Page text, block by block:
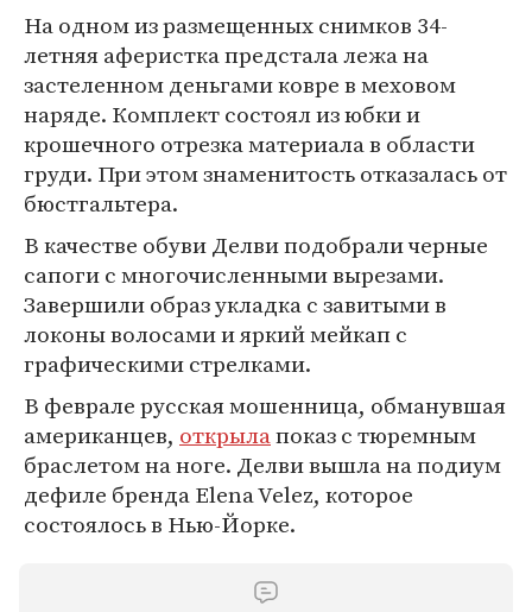
На одном из размещенных снимков 34-
летняя аферистка предстала лежа на
застеленном деньгами ковре в меховом
наряде. Комплект состоял из юбки и
крошечного отрезка материала в области
груди. При этом знаменитость отказалась от
бюстгальтера.
В качестве обуви Делви подобрали черные
сапоги с многочисленными вырезами.
Завершили образ укладка с завитыми в
локоны волосами и яркий мейкап с
графическими стрелками.
В феврале русская мошенница, обманувшая
американцев, открылапоказ с тюремным
браслетом на ноге. Делви вышла на подиум
дефиле бренда Elena Velez, которое
состоялось в Нью-Йорке.